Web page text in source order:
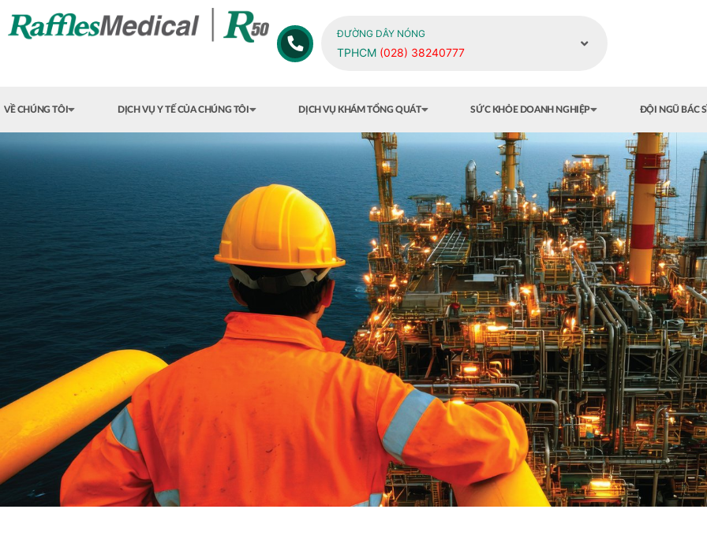
ĐƯỜNG DÂY NÓNG
TPHCM (028) 38240777
VỀ CHÚNG TÔI DỊCH VỤ Y TẾ CỦA CHÚNG TÔI DỊCH VỤ KHÁM TỔNG QUÁT SỨC KHỎE DOANH NGHIỆP ĐỘI NGŨ BÁC